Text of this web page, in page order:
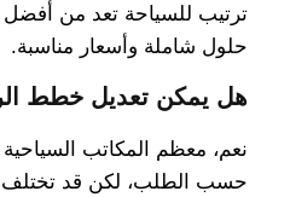
ترتيب للسياحة تعد من أفضل
حلول شاملة وأسعار مناسبة.
هل يمكن تعديل خطط
نعم، معظم المكاتب
حسب الطلب، لكن قد